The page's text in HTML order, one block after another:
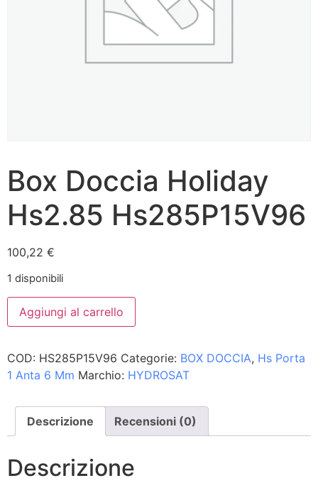
Box Doccia Holiday
Hs2.85 Hs285P15V96
100,22 €
1 disponibili
Aggiungi al carrello
COD: HS285P15V96 Categorie: BOX DOCCIA, Hs Porta
1 Anta 6 Mm Marchio: HYDROSAT
Descrizione Recensioni (0)
Descrizione